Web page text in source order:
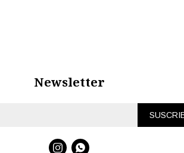
Newsletter
 